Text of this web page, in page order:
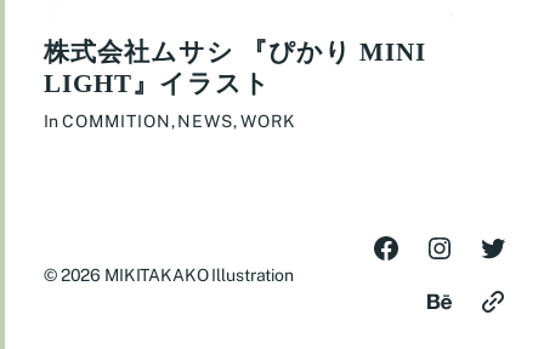
株式会社ムサシ 『ぴかり MINI
LIGHT』イラスト
InCOMMITION,NEWS,WORK
© 2026 MIKITAKAKO Illustration